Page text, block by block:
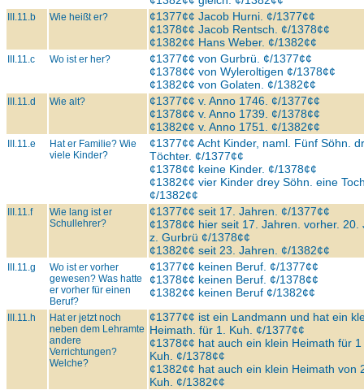
III.11.b Wie heißt er?
¢1377¢¢ Jacob Hurni. ¢/1377¢¢
¢1378¢¢ Jacob Rentsch. ¢/1378¢¢
¢1382¢¢ Hans Weber. ¢/1382¢¢
III.11.c Wo ist er her?
¢1377¢¢ von Gurbrü. ¢/1377¢¢
¢1378¢¢ von Wyleroltigen ¢/1378¢¢
¢1382¢¢ von Golaten. ¢/1382¢¢
III.11.d Wie alt?
¢1377¢¢ v. Anno 1746. ¢/1377¢¢
¢1378¢¢ v. Anno 1739. ¢/1378¢¢
¢1382¢¢ v. Anno 1751. ¢/1382¢¢
III.11.e
Hat er Familie? Wie
viele Kinder?
¢1377¢¢ Acht Kinder, naml. Fünf Söhn.
Töchter. ¢/1377¢¢
¢1378¢¢ keine Kinder. ¢/1378¢¢
¢1382¢¢ vier Kinder drey Söhn. eine
¢/1382¢¢
III.11.f
Wie lang ist er
Schullehrer?
¢1377¢¢ seit 17. Jahren. ¢/1377¢¢
¢1378¢¢ hier seit 17. Jahren. vorher. 20.
z. Gurbrü ¢/1378¢¢
¢1382¢¢ seit 23. Jahren. ¢/1382¢¢
III.11.g
Wo ist er vorher
gewesen? Was hatte
er vorher für einen
Beruf?
¢1377¢¢ keinen Beruf. ¢/1377¢¢
¢1378¢¢ keinen Beruf. ¢/1378¢¢
¢1382¢¢ keinen Beruf ¢/1382¢¢
III.11.h
Hat er jetzt noch
neben dem Lehramte
andere
Verrichtungen?
Welche?
¢1377¢¢ ist ein Landmann und hat ein
Heimath. für 1. Kuh. ¢/1377¢¢
¢1378¢¢ hat auch ein klein Heimath für 1
Kuh. ¢/1378¢¢
¢1382¢¢ hat auch ein klein Heimath von
Kuh. ¢/1382¢¢